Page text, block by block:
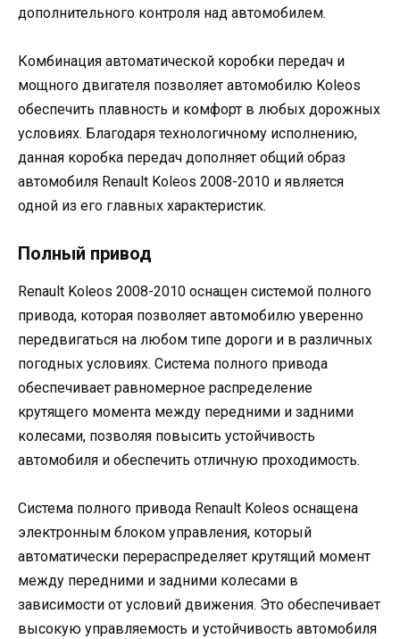
дополнительного контроля над автомобилем.
Комбинация автоматической коробки передач и
мощного двигателя позволяет автомобилю Koleos
обеспечить плавность и комфорт в любых дорожных
условиях. Благодаря технологичному исполнению,
данная коробка передач дополняет общий образ
автомобиля Renault Koleos 2008-2010 и является
одной из его главных характеристик.
Полный привод
Renault Koleos 2008-2010 оснащен системой полного
привода, которая позволяет автомобилю уверенно
передвигаться на любом типе дороги и в различных
погодных условиях. Система полного привода
обеспечивает равномерное распределение
крутящего момента между передними и задними
колесами, позволяя повысить устойчивость
автомобиля и обеспечить отличную проходимость.
Система полного привода Renault Koleos оснащена
электронным блоком управления, который
автоматически перераспределяет крутящий момент
между передними и задними колесами в
зависимости от условий движения. Это обеспечивает
высокую управляемость и устойчивость автомобиля